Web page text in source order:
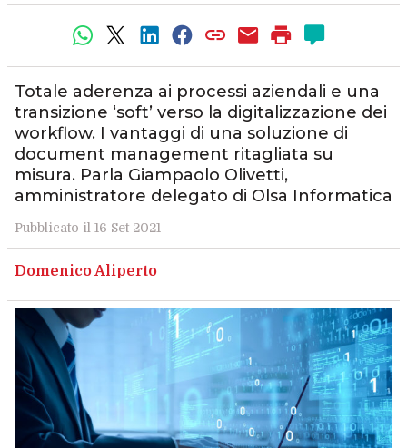
Totale aderenza ai processi aziendali e una
transizione ‘soft’ verso la digitalizzazione dei
workflow. I vantaggi di una soluzione di
document management ritagliata su
misura. Parla Giampaolo Olivetti,
amministratore delegato di Olsa Informatica
Pubblicato il 16 Set 2021
Domenico Aliperto